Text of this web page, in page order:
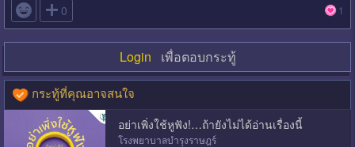
 0 1
Login เพื่อตอบกระทู้
กระทู้ที่คุณอาจสนใจ
อย่าเพิ่งใช้หูฟัง!…ถ้ายังไม่ได้อ่านเรื่องนี้
โรงพยาบาลบำรุงราษฎร์